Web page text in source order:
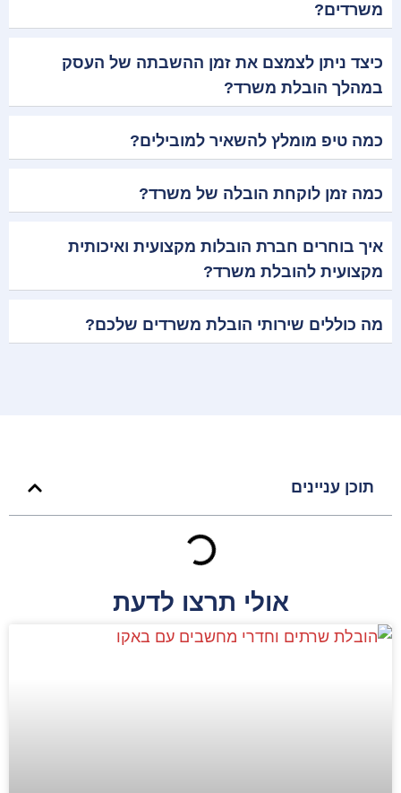
משרדים?
כיצד ניתן לצמצם את זמן ההשבתה של העסק
במהלך הובלת משרד?
כמה טיפ מומלץ להשאיר למובילים?
כמה זמן לוקחת הובלה של משרד?
איך בוחרים חברת הובלות מקצועית ואיכותית
מקצועית להובלת משרד?
מה כוללים שירותי הובלת משרדים שלכם?
תוכן עניינים
אולי תרצו לדעת